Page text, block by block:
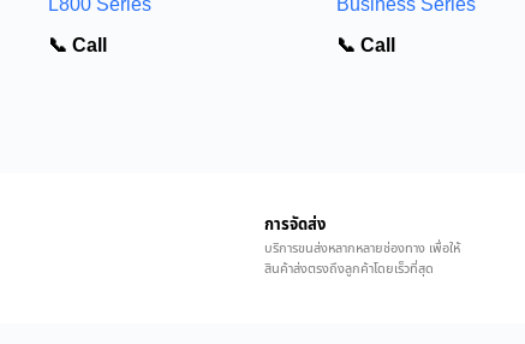
📞 Call
📞 Call
การจัดส่ง
บริการขนส่งหลากหลายช่องทาง เพื่อให้
สินค้าส่งตรงถึงลูกค้าโดยเร็วที่สุด